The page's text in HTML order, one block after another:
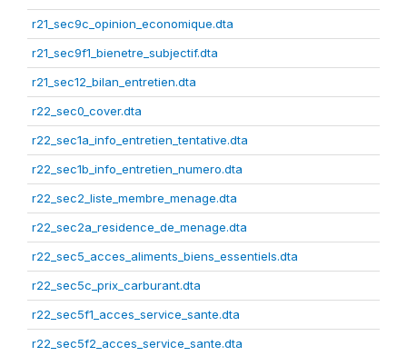
r21_sec9c_opinion_economique.dta
r21_sec9f1_bienetre_subjectif.dta
r21_sec12_bilan_entretien.dta
r22_sec0_cover.dta
r22_sec1a_info_entretien_tentative.dta
r22_sec1b_info_entretien_numero.dta
r22_sec2_liste_membre_menage.dta
r22_sec2a_residence_de_menage.dta
r22_sec5_acces_aliments_biens_essentiels.dta
r22_sec5c_prix_carburant.dta
r22_sec5f1_acces_service_sante.dta
r22_sec5f2_acces_service_sante.dta